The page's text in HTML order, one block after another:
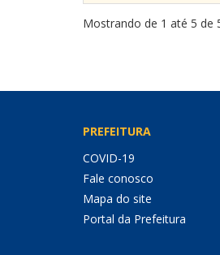
Mostrando de 1 até 5 de
PREFEITURA
COVID-19
Fale conosco
Mapa do site
Portal da Prefeitura